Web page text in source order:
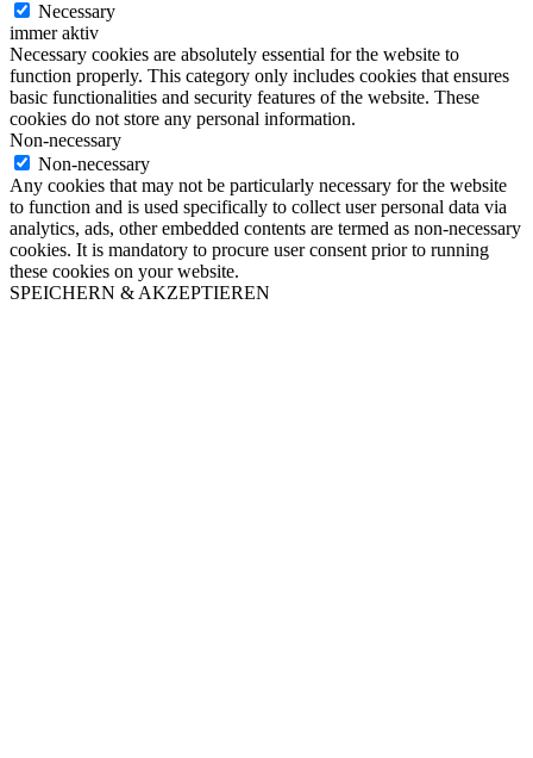
Necessary
immer aktiv
Necessary cookies are absolutely essential for the website to
function properly. This category only includes cookies that ensures
basic functionalities and security features of the website. These
cookies do not store any personal information.
Non-necessary
Non-necessary
Any cookies that may not be particularly necessary for the website
to function and is used specifically to collect user personal data via
analytics, ads, other embedded contents are termed as non-necessary
cookies. It is mandatory to procure user consent prior to running
these cookies on your website.
SPEICHERN & AKZEPTIEREN